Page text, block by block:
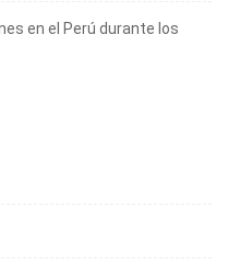
en el Perú durante los